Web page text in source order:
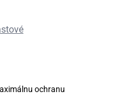
ochranu